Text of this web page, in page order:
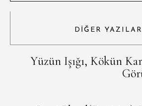
DIĞER
Yüzün Işığı, Kökün